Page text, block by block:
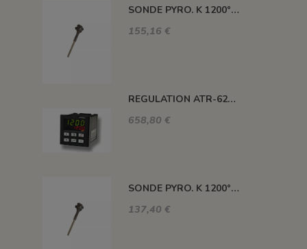
SONDE PYRO. K 1200° 300MM AVEC TETE
155,16 €
REGULATION ATR-621 13 ABC-T
658,80 €
SONDE PYRO. K 1200° 220MM AVEC TETE
137,40 €